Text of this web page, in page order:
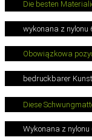
Die besten
wykonana z nylonu
Obowiązkowa
bedruckbarer
Diese
Wykonana z